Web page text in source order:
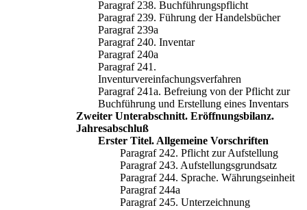
Paragraf 238. Buchführungspflicht
Paragraf 239. Führung der Handelsbücher
Paragraf 239a
Paragraf 240. Inventar
Paragraf 240a
Paragraf 241.
Inventurvereinfachungsverfahren
Paragraf 241a. Befreiung von der Pflicht zur
Buchführung und Erstellung eines Inventars
Zweiter Unterabschnitt. Eröffnungsbilanz.
Jahresabschluß
Erster Titel. Allgemeine Vorschriften
Paragraf 242. Pflicht zur Aufstellung
Paragraf 243. Aufstellungsgrundsatz
Paragraf 244. Sprache. Währungseinheit
Paragraf 244a
Paragraf 245. Unterzeichnung